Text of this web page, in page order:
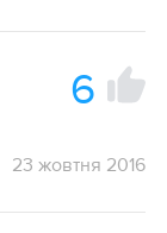
6
23 жовтня 2016